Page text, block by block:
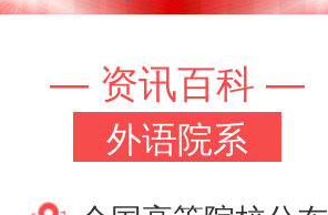
— 资讯百科 —
外语院系